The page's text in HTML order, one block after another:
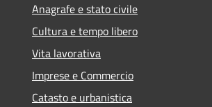
Anagrafe e stato civile
Cultura e tempo libero
Vita lavorativa
Imprese e Commercio
Catasto e urbanistica